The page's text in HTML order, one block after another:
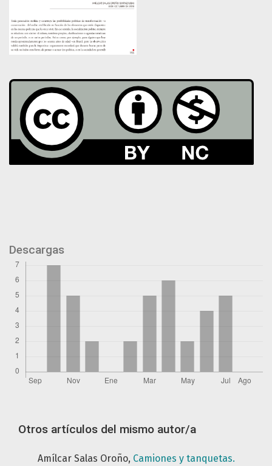
Descargas
Otros artículos del mismo autor/a
Amílcar Salas Oroño, Camiones y tanquetas.